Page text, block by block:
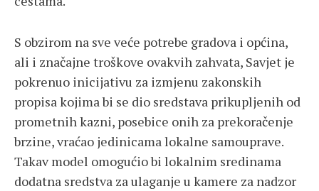
S obzirom na sve veće potrebe gradova i općina,
ali i značajne troškove ovakvih zahvata, Savjet je
pokrenuo inicijativu za izmjenu zakonskih
propisa kojima bi se dio sredstava prikupljenih od
prometnih kazni, posebice onih za prekoračenje
brzine, vraćao jedinicama lokalne samouprave.
Takav model omogućio bi lokalnim sredinama
dodatna sredstva za ulaganje u kamere za nadzor